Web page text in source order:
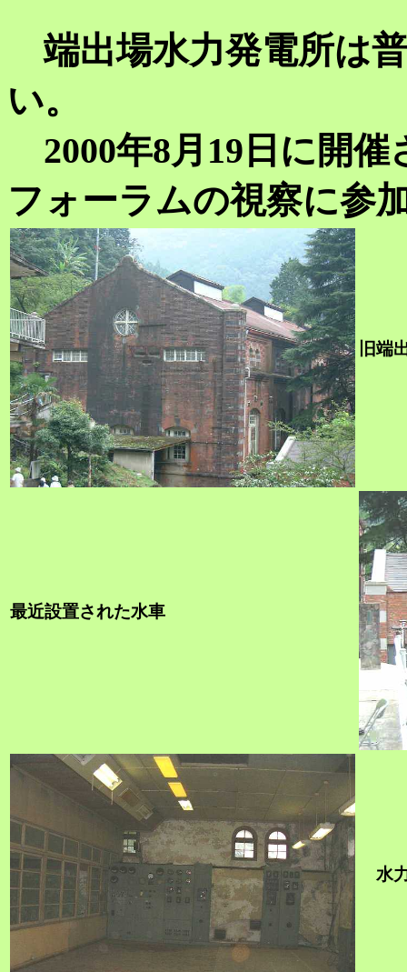
端出場水力発電所は
い。
2000年8月19日に開催
フォーラムの視察に参
旧端
最近設置された水車
水